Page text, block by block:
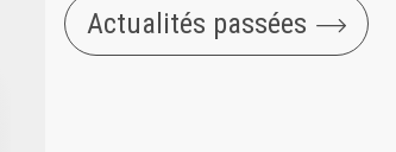
Actualités passées